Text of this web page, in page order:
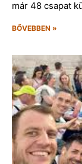
már 48 csapat
BŐVEBBEN »